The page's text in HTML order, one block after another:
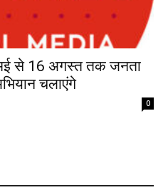
मई से 16 अगस्त तक जनता
चलाएंगे
0